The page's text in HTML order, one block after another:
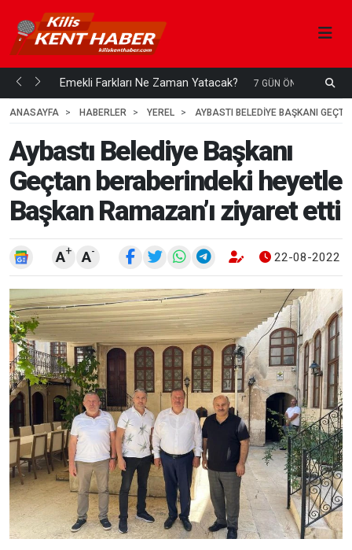
mi... Emekli Farkları Ne Zaman Yatacak? 7 GÜN ÖNCE
ANASAYFA
HABERLER YEREL AYBASTI BELEDIYE BAŞKANI
Aybastı Belediye Başkanı
Geçtan beraberindeki heyetle
Başkan Ramazan’ı ziyaret etti
A+ A- 22-08-2022